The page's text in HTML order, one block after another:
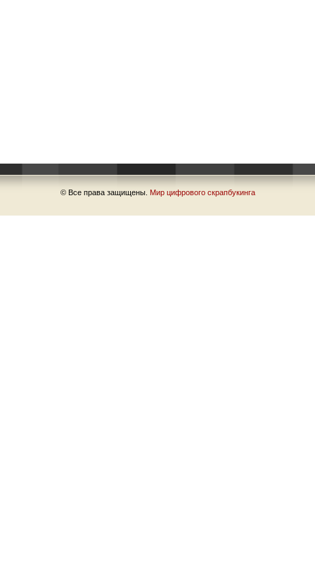
© Все права защищены. Мир цифрового скрапбукинга